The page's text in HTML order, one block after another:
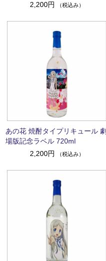
2,200円
（税込み）
あの花 焼酎タイプリキュール 劇
場版記念ラベル 720ml
2,200円
（税込み）